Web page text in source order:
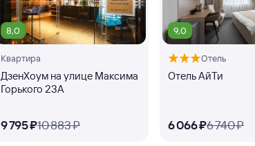
8,0
Квартира
ДзенХоум на улице Максима
Горького 23А
9 ⁠795 ⁠₽10 ⁠883 ⁠₽
9,0
Отель
Отель АйТи
6 ⁠066 ⁠₽6 ⁠740 ⁠₽